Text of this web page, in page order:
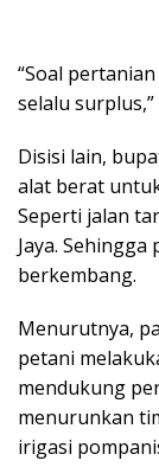
“Soal
selalu surplus,”
Disisi lain,
alat berat
Seperti jalan
Jaya.
berkembang.
Menurutnya,
petani
mendukung
menurunkan
irigasi